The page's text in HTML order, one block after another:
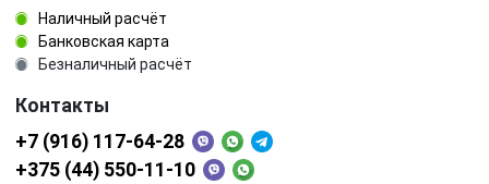
Наличный расчёт
Банковская карта
Безналичный расчёт
Контакты
+7 (916) 117-64-28
+375 (44) 550-11-10